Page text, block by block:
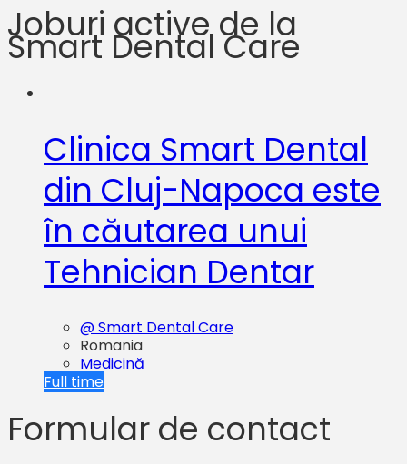
Joburi active de la
Smart Dental Care
Clinica Smart Dental
din Cluj-Napoca este
în căutarea unui
Tehnician Dentar
@ Smart Dental Care
Romania
Medicină
Full time
Formular de contact